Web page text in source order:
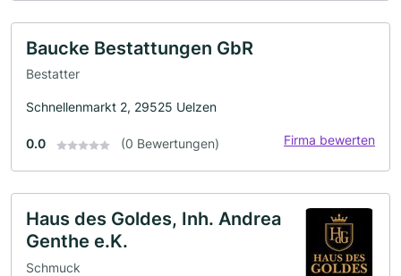
Baucke Bestattungen GbR
Bestatter
Schnellenmarkt 2, 29525 Uelzen
0.0 (0 Bewertungen) Firma bewerten
Haus des Goldes, Inh. Andrea
Genthe e.K.
Schmuck